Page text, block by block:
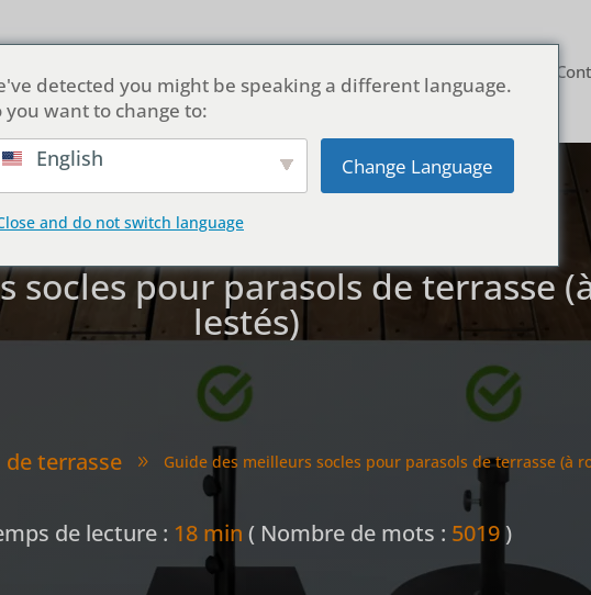
socles pour parasols de terrasse
lestés)
de terrasse 9 Guide des meilleurs socles pour parasols de terrasse (à
de lecture : 18 min ( Nombre de mots : 5019 )
detected you might be speaking a different language.
you want to change to:
English Change Language
and do not switch language